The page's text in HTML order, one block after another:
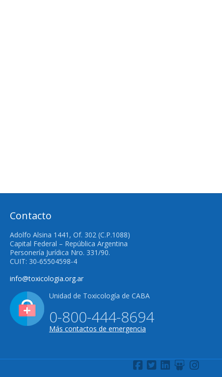
Contacto
Adolfo Alsina 1441, Of. 302 (C.P.1088)
Capital Federal – República Argentina
Personería Jurídica Nro. 331/90.
CUIT: 30-65504598-4
info@toxicologia.org.ar
Unidad de Toxicología de CABA
0-800-444-8694
Más contactos de emergencia